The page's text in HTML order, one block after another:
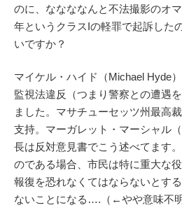
のに、ななななんと不法撮影のオ
年というクラスIの軽罪で起訴した
いですか？
マイケル・ハイド（Michael Hyde
監視法違反（つまり警察との遭遇
ました。マサチューセッツ州最高
支持。マーガレット・マーシャル
長は反対意見書でこう述べてます
のである場合、市民は特に重大な
報復を恐れなくてはならないとす
ないことになる….（←やや意味不